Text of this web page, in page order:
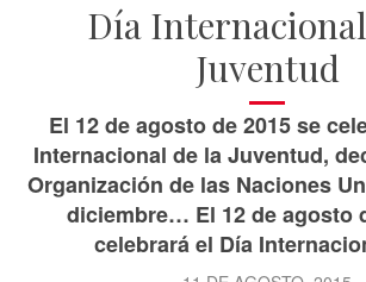
Día
Juventud
El 12 de agosto de 2015 se
Internacional de la Juventud,
Organización de las Naciones
diciembre… El 12 de agosto
celebrará el Día